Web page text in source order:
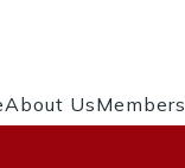
About UsMembers